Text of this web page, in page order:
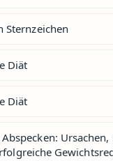
Sternzeichen
Diät
Diät